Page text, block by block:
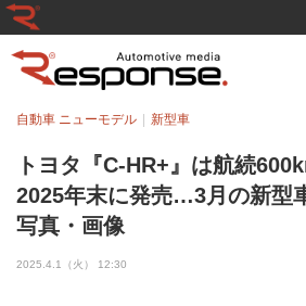
トヨタ『C-HR+』は航続
2025年末に発売…3月の新型
写真・画像
自動車 ニューモデル 新型車
2025.4.1（火） 12:30